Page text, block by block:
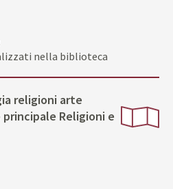
nella biblioteca
religioni arte
Religioni e